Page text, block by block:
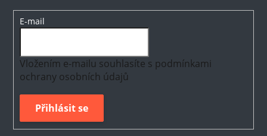
E-mail
Vložením e-mailu souhlasíte s podmínkami
ochrany osobních údajů
Přihlásit se